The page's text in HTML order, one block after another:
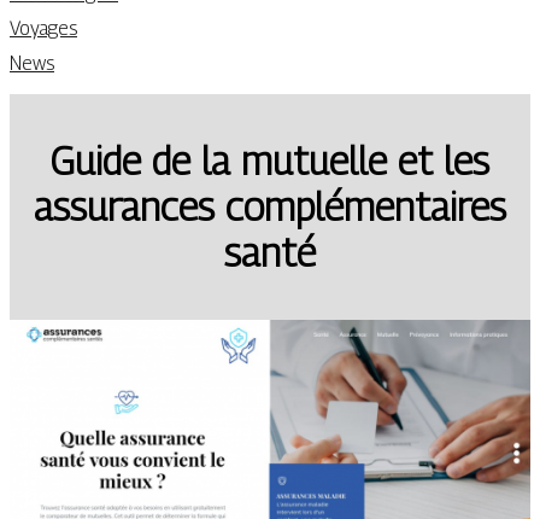
Voyages
News
Guide de la mutuelle et les
assurances complémentaires
santé